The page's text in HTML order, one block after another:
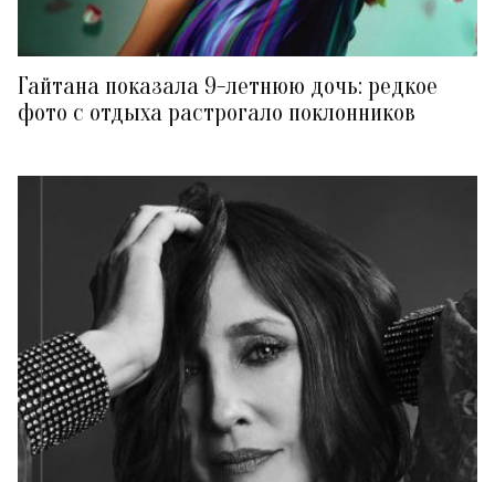
Гайтана показала 9-летнюю дочь: редкое
фото с отдыха растрогало поклонников